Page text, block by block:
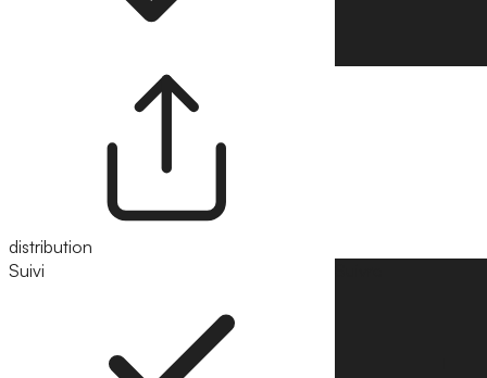
distribution
Suivi